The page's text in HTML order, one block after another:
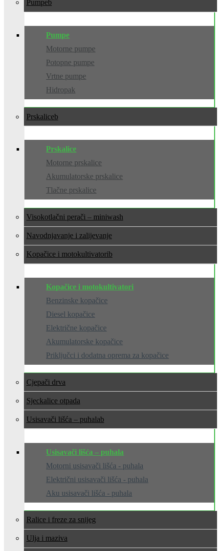
Pumpe
Pumpe
Motorne pumpe
Potopne pumpe
Vrtne pumpe
Hidropak
Prskalice
Prskalice
Motorne prskalice
Akumulatorske prskalice
Tlačne prskalice
Visokotlačni perači – miniwash
Navodnjavanje i zalijevanje
Kopačice i motokultivatori
Kopačice i motokultivatori
Benzinske kopačice
Diesel kopačice
Električne kopačice
Akumulatorske kopačice
Priključci i dodatna oprema za kopačice
Cjepači drva
Sjeckalice otpada
Usisavači lišća – puhala
Usisavači lišća – puhala
Motorni usisavači lišća - puhala
Električni usisavači lišća - puhala
Aku usisavači lišća - puhala
Ralice i freze za snijeg
Ulja i maziva